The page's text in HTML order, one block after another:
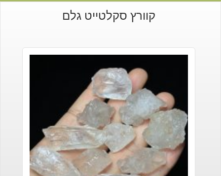
קוורץ סקלטייט גלם